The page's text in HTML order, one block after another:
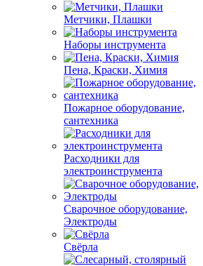
Метчики, Плашки
Наборы инструмента
Пена, Краски, Химия
Пожарное оборудование,
сантехника
Расходники для
электроинструмента
Сварочное оборудование,
Электроды
Свёрла